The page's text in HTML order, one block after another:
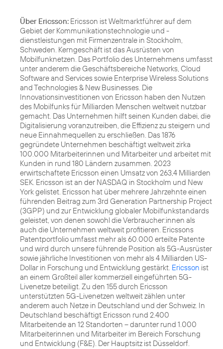
Über Ericsson: Ericsson ist Weltmarktführer auf dem
Gebiet der Kommunikationstechnologie und -
dienstleistungen mit Firmenzentrale in Stockholm,
Schweden. Kerngeschäft ist das Ausrüsten von
Mobilfunknetzen. Das Portfolio des Unternehmens umfasst
unter anderem die Geschäftsbereiche Networks, Cloud
Software and Services sowie Enterprise Wireless Solutions
and Technologies & New Businesses. Die
Innovationsinvestitionen von Ericsson haben den Nutzen
des Mobilfunks für Milliarden Menschen weltweit nutzbar
gemacht. Das Unternehmen hilft seinen Kunden dabei, die
Digitalisierung voranzutreiben, die Effizienz zu steigern und
neue Einnahmequellen zu erschließen. Das 1876
gegründete Unternehmen beschäftigt weltweit zirka
100.000 Mitarbeiterinnen und Mitarbeiter und arbeitet mit
Kunden in rund 180 Ländern zusammen. 2023
erwirtschaftete Ericsson einen Umsatz von 263,4 Milliarden
SEK. Ericsson ist an der NASDAQ in Stockholm und New
York gelistet. Ericsson hat über mehrere Jahrzehnte einen
führenden Beitrag zum 3rd Generation Partnership Project
(3GPP) und zur Entwicklung globaler Mobilfunkstandards
geleistet, von denen sowohl die Verbraucher:innen als
auch die Unternehmen weltweit profitieren. Ericssons
Patentportfolio umfasst mehr als 60.000 erteilte Patente
und wird durch unsere führende Position als 5G-Ausrüster
sowie jährliche Investitionen von mehr als 4 Milliarden US-
Dollar in Forschung und Entwicklung gestärkt. Ericsson ist
an einem Großteil aller kommerziell eingeführten 5G-
Livenetze beteiligt. Zu den 155 durch Ericsson
unterstützten 5G-Livenetzen weltweit zählen unter
anderem auch Netze in Deutschland und der Schweiz. In
Deutschland beschäftigt Ericsson rund 2.400
Mitarbeitende an 12 Standorten – darunter rund 1.000
Mitarbeiterinnen und Mitarbeiter im Bereich Forschung
und Entwicklung (F&E). Der Hauptsitz ist Düsseldorf.